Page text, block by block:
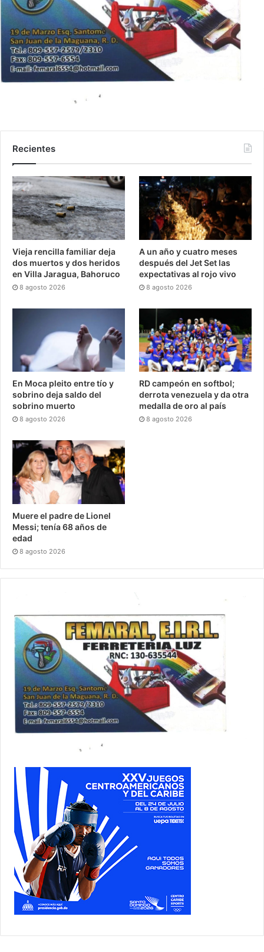
Recientes
Vieja rencilla familiar deja
dos muertos y dos heridos
en Villa Jaragua, Bahoruco
8 agosto 2026
A un año y cuatro meses
después del Jet Set las
expectativas al rojo vivo
8 agosto 2026
En Moca pleito entre tío y
sobrino deja saldo del
sobrino muerto
8 agosto 2026
RD campeón en softbol;
derrota venezuela y da otra
medalla de oro al país
8 agosto 2026
Muere el padre de Lionel
Messi; tenía 68 años de
edad
8 agosto 2026